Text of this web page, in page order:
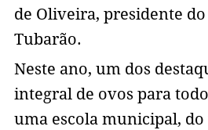
de Oliveira, presidente
Tubarão.
Neste ano, um dos
integral de ovos para
uma escola municipal,